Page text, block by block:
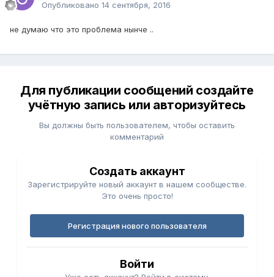
Опубликовано 14 сентября, 2016
не думаю что это проблема нынче ..
Для публикации сообщений создайте
учётную запись или авторизуйтесь
Вы должны быть пользователем, чтобы оставить
комментарий
Создать аккаунт
Зарегистрируйте новый аккаунт в нашем сообществе.
Это очень просто!
Регистрация нового пользователя
Войти